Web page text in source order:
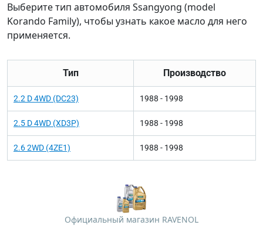
Выберите тип автомобиля Ssangyong (model
Korando Family), чтобы узнать какое масло для него
применяется.
Тип Производство
2.2 D 4WD (DC23) 1988 - 1998
2.5 D 4WD (XD3P) 1988 - 1998
2.6 2WD (4ZE1) 1988 - 1998
Официальный магазин RAVENOL